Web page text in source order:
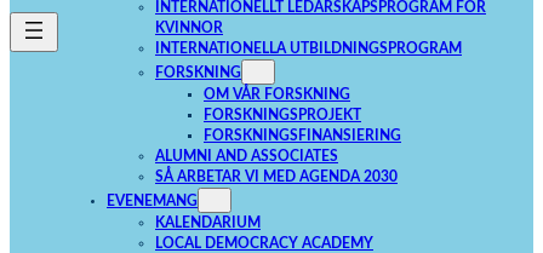
INTERNATIONELLT LEDARSKAPSPROGRAM FÖR
KVINNOR
INTERNATIONELLA UTBILDNINGSPROGRAM
FORSKNING
OM VÅR FORSKNING
FORSKNINGSPROJEKT
FORSKNINGSFINANSIERING
ALUMNI AND ASSOCIATES
SÅ ARBETAR VI MED AGENDA 2030
EVENEMANG
KALENDARIUM
LOCAL DEMOCRACY ACADEMY